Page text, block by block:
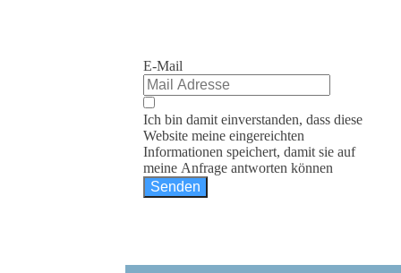
E-Mail
Ich bin damit einverstanden, dass diese
Website meine eingereichten
Informationen speichert, damit sie auf
meine Anfrage antworten können
Senden